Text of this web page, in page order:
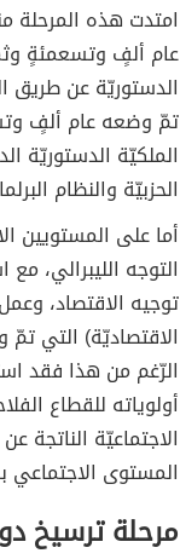
امتدت هذه المرحلة
عام ألفٍ وتسعمئةٍ
الدستوريّة عن طريق
تمّ وضعه عام ألفٍ
الملكيّة الدستوريّة
الحزبيّة والنظام
أما على المستويين
التوجه الليبرالي،
توجيه الاقتصاد،
الاقتصاديّة) التي
الرّغم من هذا فقد
أولوياته للقطاع
الاجتماعيّة الناتجة
المستوى
مرحلة ترسيخ